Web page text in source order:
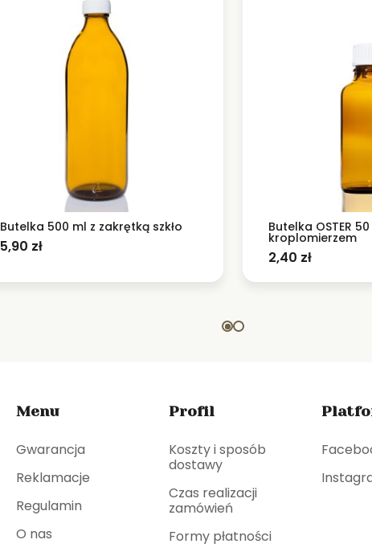
Butelka 500 ml z zakrętką szkło
5,90 zł
Butelka OSTER
kroplomierzem
2,40 zł
Menu
Gwarancja
Reklamacje
Regulamin
O nas
Profil
Koszty i sposób
dostawy
Czas realizacji
zamówień
Formy płatności